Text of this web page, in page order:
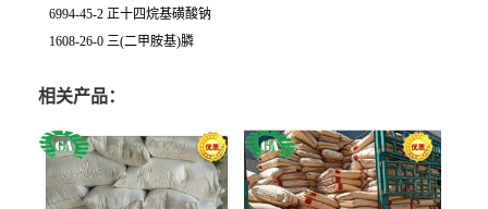
6994-45-2 正十四烷基磺酸钠
1608-26-0 三(二甲胺基)膦
相关产品：